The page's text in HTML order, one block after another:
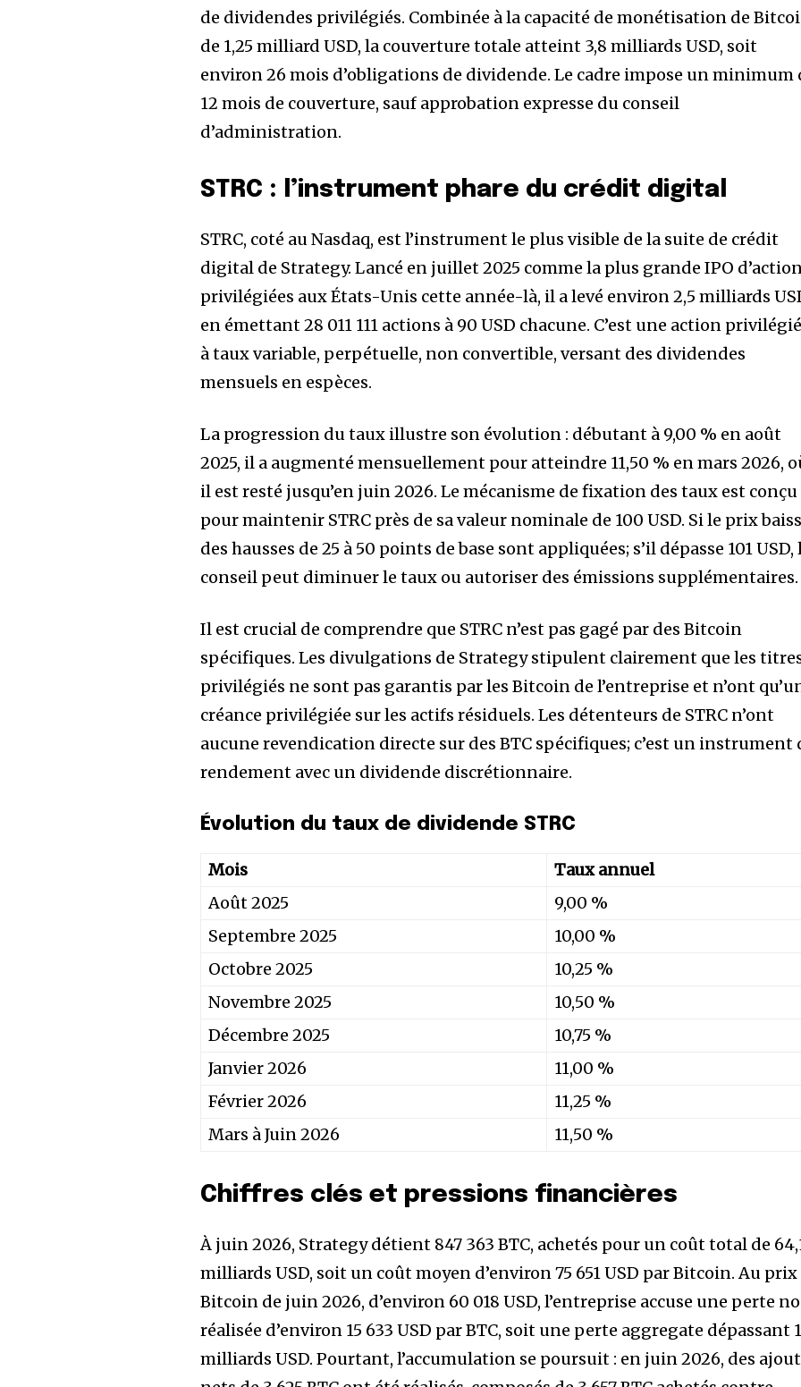
de dividendes privilégiés. Combinée à la capacité de monétisation de
de 1,25 milliard USD, la couverture totale atteint 3,8 milliards USD, soit
environ 26 mois d’obligations de dividende. Le cadre impose un minimum
12 mois de couverture, sauf approbation expresse du conseil
d’administration.
STRC : l’instrument phare du crédit digital
STRC, coté au Nasdaq, est l’instrument le plus visible de la suite de crédit
digital de Strategy. Lancé en juillet 2025 comme la plus grande IPO
privilégiées aux États-Unis cette année-là, il a levé environ 2,5 milliards
en émettant 28 011 111 actions à 90 USD chacune. C’est une action
à taux variable, perpétuelle, non convertible, versant des dividendes
mensuels en espèces.
La progression du taux illustre son évolution : débutant à 9,00 % en août
2025, il a augmenté mensuellement pour atteindre 11,50 % en mars 2026,
il est resté jusqu’en juin 2026. Le mécanisme de fixation des taux est conçu
pour maintenir STRC près de sa valeur nominale de 100 USD. Si le prix
des hausses de 25 à 50 points de base sont appliquées; s’il dépasse 101 USD,
conseil peut diminuer le taux ou autoriser des émissions supplémentaires.
Il est crucial de comprendre que STRC n’est pas gagé par des Bitcoin
spécifiques. Les divulgations de Strategy stipulent clairement que les
privilégiés ne sont pas garantis par les Bitcoin de l’entreprise et n’ont
créance privilégiée sur les actifs résiduels. Les détenteurs de STRC n’ont
aucune revendication directe sur des BTC spécifiques; c’est un instrument
rendement avec un dividende discrétionnaire.
Évolution du taux de dividende STRC
Mois
Taux annuel
Août 2025
9,00 %
Septembre 2025
10,00 %
Octobre 2025
10,25 %
Novembre 2025
10,50 %
Décembre 2025
10,75 %
Janvier 2026
11,00 %
Février 2026
11,25 %
Mars à Juin 2026
11,50 %
Chiffres clés et pressions financières
À juin 2026, Strategy détient 847 363 BTC, achetés pour un coût total de
milliards USD, soit un coût moyen d’environ 75 651 USD par Bitcoin. Au prix
Bitcoin de juin 2026, d’environ 60 018 USD, l’entreprise accuse une perte
réalisée d’environ 15 633 USD par BTC, soit une perte aggregate dépassant
milliards USD. Pourtant, l’accumulation se poursuit : en juin 2026, des